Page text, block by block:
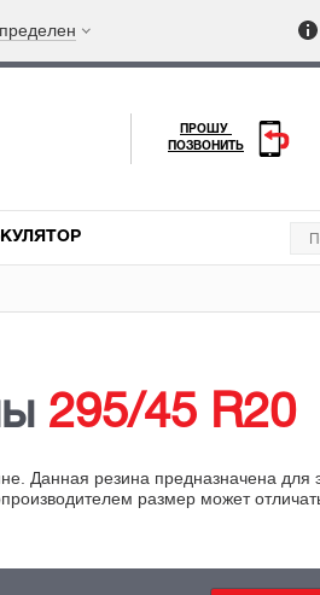
ПРОШУ
ПОЗВОНИТЬ
295/45 R20
Данная резина предназначена
размер может